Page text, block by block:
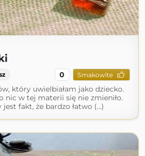
0 Smakowite
który uwielbiałam jako dziecko.
nic w tej materii się nie zmieniło.
fakt, że bardzo łatwo (...)